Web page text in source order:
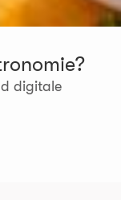
digitale